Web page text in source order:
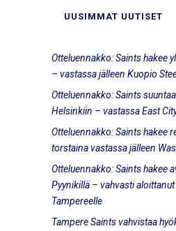
UUSIMMAT UUTISET
Otteluennakko: Saints hakee
– vastassa jälleen Kuopio
Otteluennakko: Saints
Helsinkiin – vastassa East
Otteluennakko: Saints hakee
torstaina vastassa jälleen
Otteluennakko: Saints hakee
Pyynikillä – vahvasti
Tampereelle
Tampere Saints vahvistaa